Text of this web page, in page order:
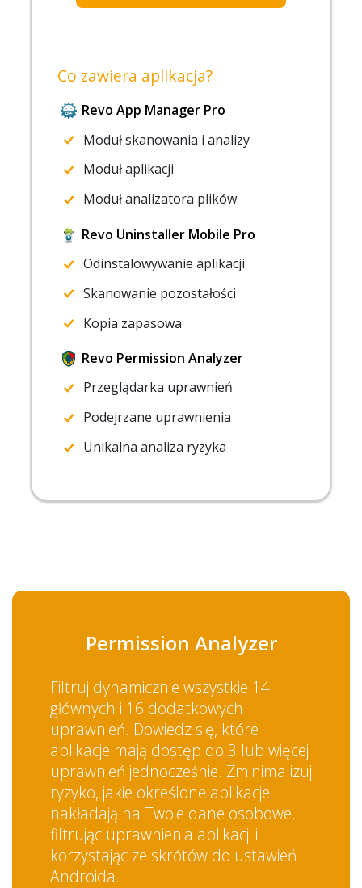
Co zawiera aplikacja?
Revo App Manager Pro
Moduł skanowania i analizy
Moduł aplikacji
Moduł analizatora plików
Revo Uninstaller Mobile Pro
Odinstalowywanie aplikacji
Skanowanie pozostałości
Kopia zapasowa
Revo Permission Analyzer
Przeglądarka uprawnień
Podejrzane uprawnienia
Unikalna analiza ryzyka
Permission Analyzer
Filtruj dynamicznie wszystkie 14
głównych i 16 dodatkowych
uprawnień. Dowiedz się, które
aplikacje mają dostęp do 3 lub więcej
uprawnień jednocześnie. Zminimalizuj
ryzyko, jakie określone aplikacje
nakładają na Twoje dane osobowe,
filtrując uprawnienia aplikacji i
korzystając ze skrótów do ustawień
Androida.